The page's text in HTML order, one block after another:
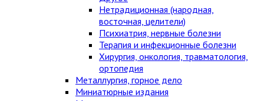
Нетрадиционная (народная,
восточная, целители)
Психиатрия, нервные болезни
Терапия и инфекционные болезни
Хирургия, онкология, травматология,
ортопедия
Металлургия, горное дело
Миниатюрные издания